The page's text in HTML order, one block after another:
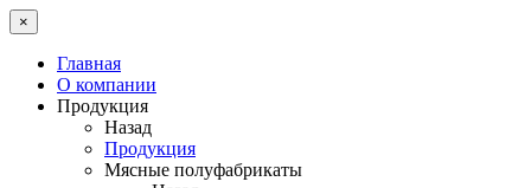
×
Главная
О компании
Продукция
Назад
Продукция
Мясные полуфабрикаты